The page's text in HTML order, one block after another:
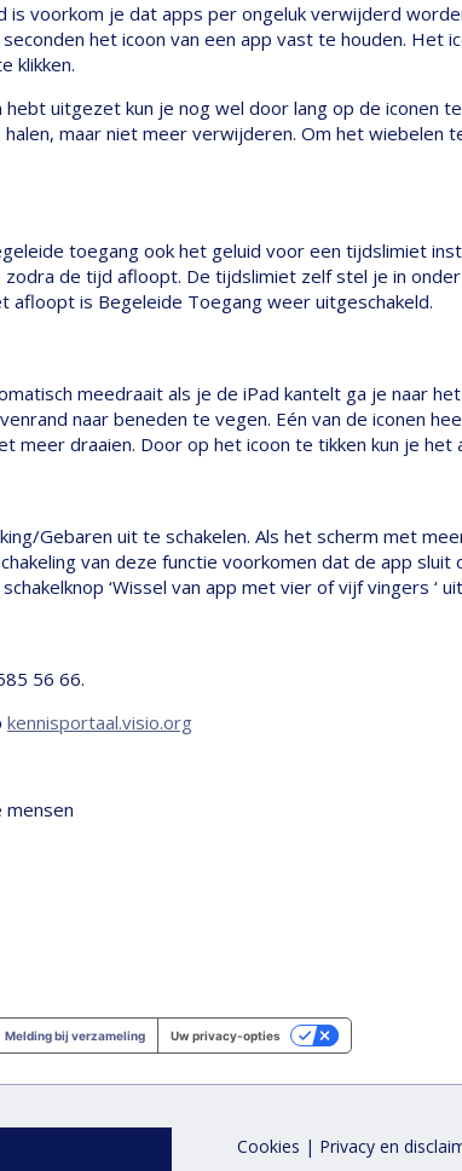
voorkom je dat apps per ongeluk verwijderd
het icoon van een app vast te houden. Het
klikken.
uitgezet kun je nog wel door lang op de iconen
maar niet meer verwijderen. Om het wiebelen
toegang ook het geluid voor een tijdslimiet
de tijd afloopt. De tijdslimiet zelf stel je in
is Begeleide Toegang weer uitgeschakeld.
meedraait als je de iPad kantelt ga je naar
naar beneden te vegen. Eén van de iconen
meer draaien. Door op het icoon te tikken kun je
Gebaren uit te schakelen. Als het scherm met
van deze functie voorkomen dat de app sluit
‘Wissel van app met vier of vijf vingers ‘
56 66.
kennisportaal.visio.org
Cookies | Privacy en
Melding bij verzameling Uw privacy-opties